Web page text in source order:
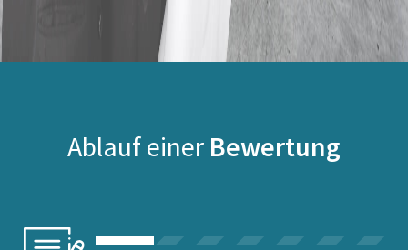
Ablauf einer Bewertung